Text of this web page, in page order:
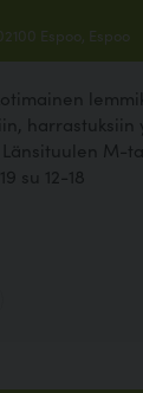
Espoo, Espoo
harrastuksiin
Länsituulen M-
su 12-18